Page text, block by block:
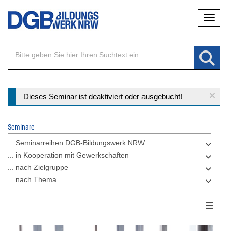
Direkt
Inhalt
×
Statusmeldung
Dieses Seminar ist deaktiviert oder ausgebucht!
Seminare
... Seminarreihen DGB-Bildungswerk NRW
... in Kooperation mit Gewerkschaften
... nach Zielgruppe
... nach Thema